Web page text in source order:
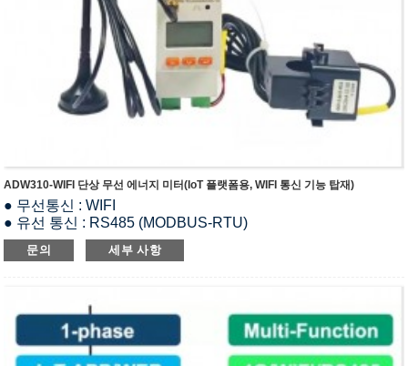
ADW310-WIFI 단상 무선 에너지 미터(IoT 플랫폼용, WIFI 통신 기능 탑재)
● 무선통신 : WIFI
● 유선 통신 : RS485 (MODBUS-RTU)
● 정격전압 : 220~264Vac LN
● 정격 전류 : 20(100)A AC (CT 페어 사용 시)
● I/O 기능 : 1-way DI & 1-way DO
● 온도 : 2-way 케이블 온도 측정
● 펄스 출력 : 액티브 펄스 출력
문의 세부 사항